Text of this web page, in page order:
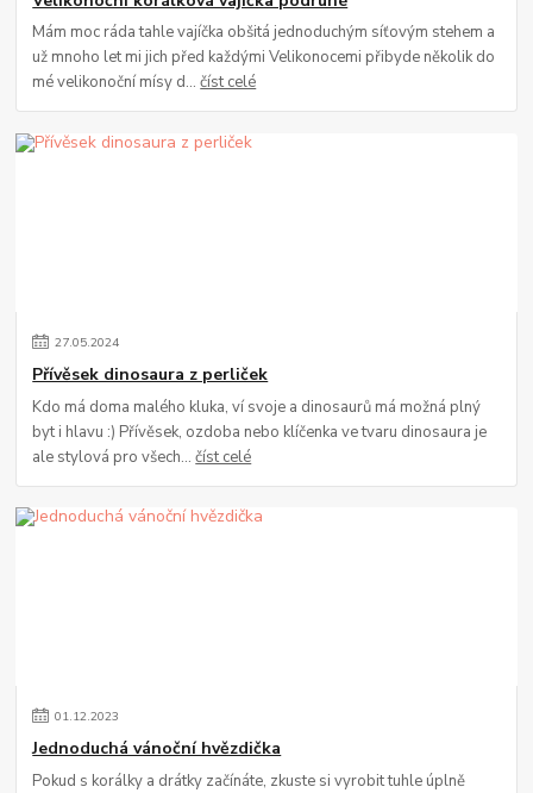
Mám moc ráda tahle vajíčka obšitá jednoduchým síťovým stehem a
už mnoho let mi jich před každými Velikonocemi přibyde několik do
mé velikonoční mísy d...číst celé
27.05.2024
Přívěsek dinosaura z perliček
Kdo má doma malého kluka, ví svoje a dinosaurů má možná plný
byt i hlavu :) Přívěsek, ozdoba nebo klíčenka ve tvaru dinosaura je
ale stylová pro všech...číst celé
01.12.2023
Jednoduchá vánoční hvězdička
Pokud s korálky a drátky začínáte, zkuste si vyrobit tuhle úplně